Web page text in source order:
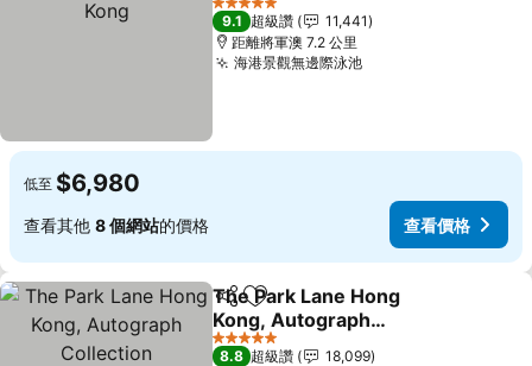
5 星級
9.1 超級讚
11,441
距離將軍澳 7.2 公里
海港景觀無邊際泳池
低至 $6,980
查看其他 8 個網站的價格 查看價格
分享 加入我的最愛
The Park Lane Hong
Kong, Autograph
Collection
5 星級
8.8 超級讚
18,099